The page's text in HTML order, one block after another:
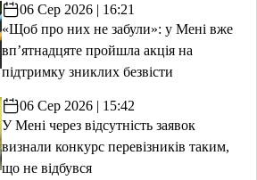
06 Сер 2026 | 16:21
«Щоб про них не забули»: у Мені вже
вп’ятнадцяте пройшла акція на
підтримку зниклих безвісти
06 Сер 2026 | 15:42
У Мені через відсутність заявок
визнали конкурс перевізників таким,
що не відбувся